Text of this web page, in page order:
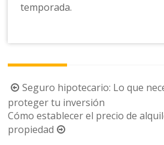
temporada.
Navegación
de
la
entrada
Seguro hipotecario: Lo que
proteger tu inversión
Cómo establecer el precio de
propiedad